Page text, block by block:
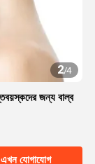
2/4
জন্য বাল্ব
এখন যোগাযোগ